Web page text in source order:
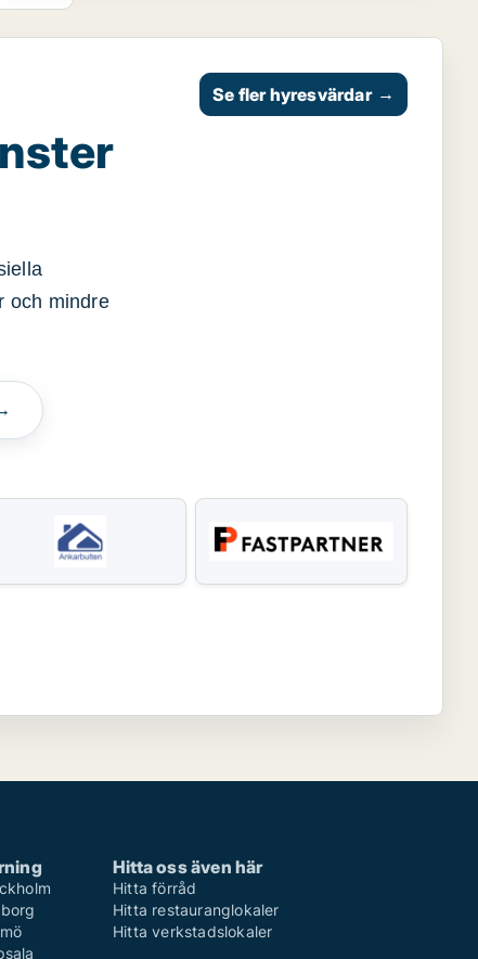
och mindre
Se fler hyresvärdar →
Hitta oss även här
Hitta förråd
Hitta restauranglokaler
Hitta verkstadslokaler